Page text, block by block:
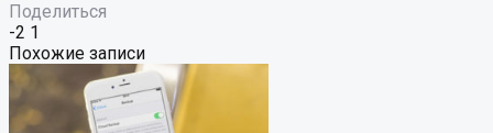
Поделиться
-2 1
Похожие записи